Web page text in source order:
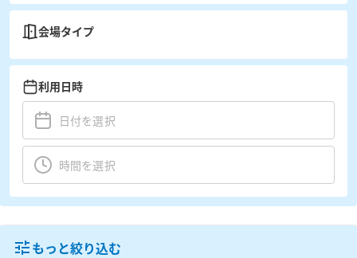
会場タイプ
利用日時
もっと絞り込む